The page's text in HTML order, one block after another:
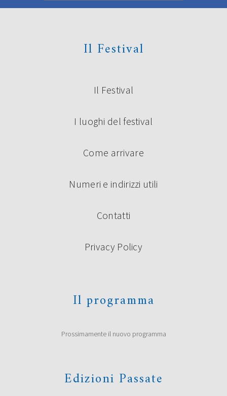
Il Festival
Il Festival
I luoghi del festival
Come arrivare
Numeri e indirizzi utili
Contatti
Privacy Policy
Il programma
Prossimamente il nuovo programma
Edizioni Passate